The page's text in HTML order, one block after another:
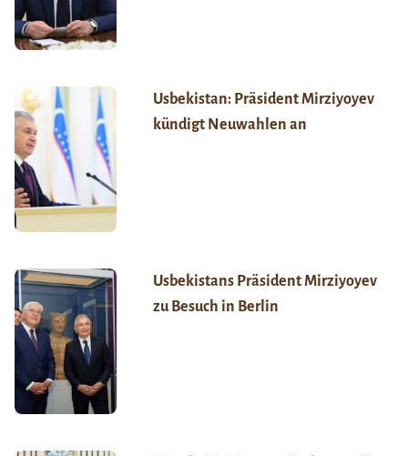
Usbekistan: Präsident Mirziyoyev
kündigt Neuwahlen an
Usbekistans Präsident Mirziyoyev
zu Besuch in Berlin